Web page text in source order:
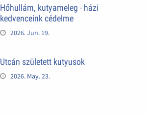
Hőhullám, kutyameleg - házi
kedvenceink cédelme
2026. Jun. 19.
Utcán született kutyusok
2026. May. 23.